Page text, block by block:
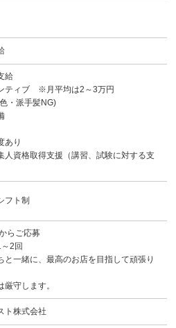
給
ティブ ※月平均は2～3万円
・派手髪NG)
あり
人資格取得支援（講習、試験に対する支
フト制
らご応募
～2回
と一緒に、最高のお店を目指して頑張り
守します。
ト株式会社